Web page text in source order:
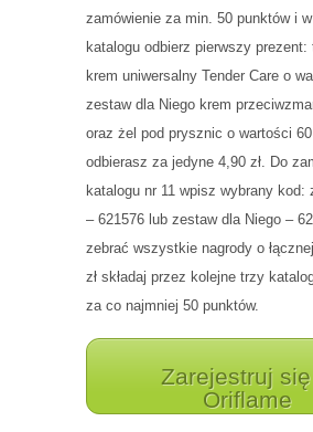
zamówienie za min. 50 punktów i
katalogu odbierz pierwszy prezent:
krem uniwersalny Tender Care o
zestaw dla Niego krem
oraz żel pod prysznic o wartości
odbierasz za jedyne 4,90 zł. Do
katalogu nr 11 wpisz wybrany kod:
– 621576 lub zestaw dla Niego –
zebrać wszystkie nagrody o
zł składaj przez kolejne trzy
za co najmniej 50 punktów.
Zarejestruj
Oriflame